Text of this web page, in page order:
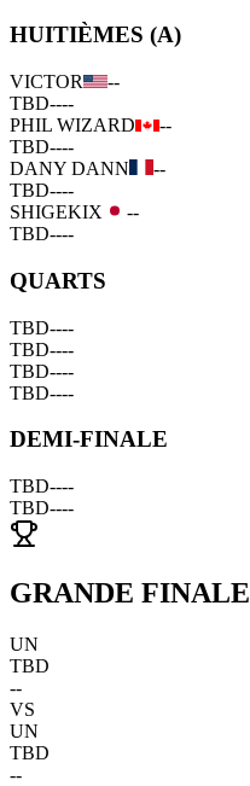
HUITIÈMES (A)
VICTOR
--
TBD----
PHIL WIZARD
--
TBD----
DANY DANN
--
TBD----
SHIGEKIX
--
TBD----
QUARTS
TBD----
TBD----
TBD----
TBD----
DEMI-FINALE
TBD----
TBD----
GRANDE FINALE
UN
TBD
--
VS
UN
TBD
--